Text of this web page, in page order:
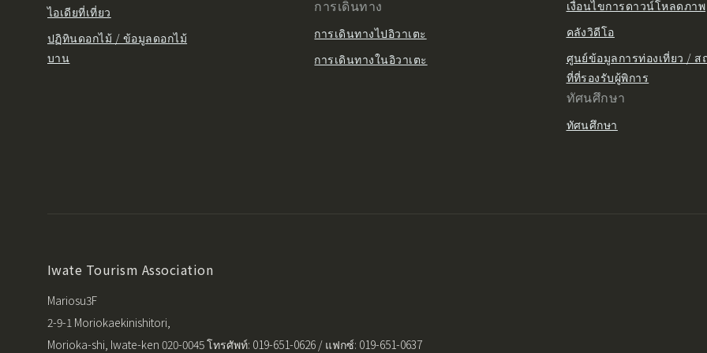
ไอเดียที่เที่ยว
ปฏิทินดอกไม้ / ข้อมูลดอกไม้
บาน
การเดินทาง
การเดินทางไปอิวาเตะ
การเดินทางในอิวาเตะ
เงื่อนไขการดาวน์โหลดภาพ
คลังวิดีโอ
ศูนย์ข้อมูลการท่องเที่ยว / ส
ที่ที่รองรับผู้พิการ
ทัศนศึกษา
ทัศนศึกษา
Iwate Tourism Association
Mariosu3F
2-9-1 Moriokaekinishitori,
Morioka-shi, Iwate-ken 020-0045 โทรศัพท์: 019-651-0626 / แฟกซ์: 019-651-0637